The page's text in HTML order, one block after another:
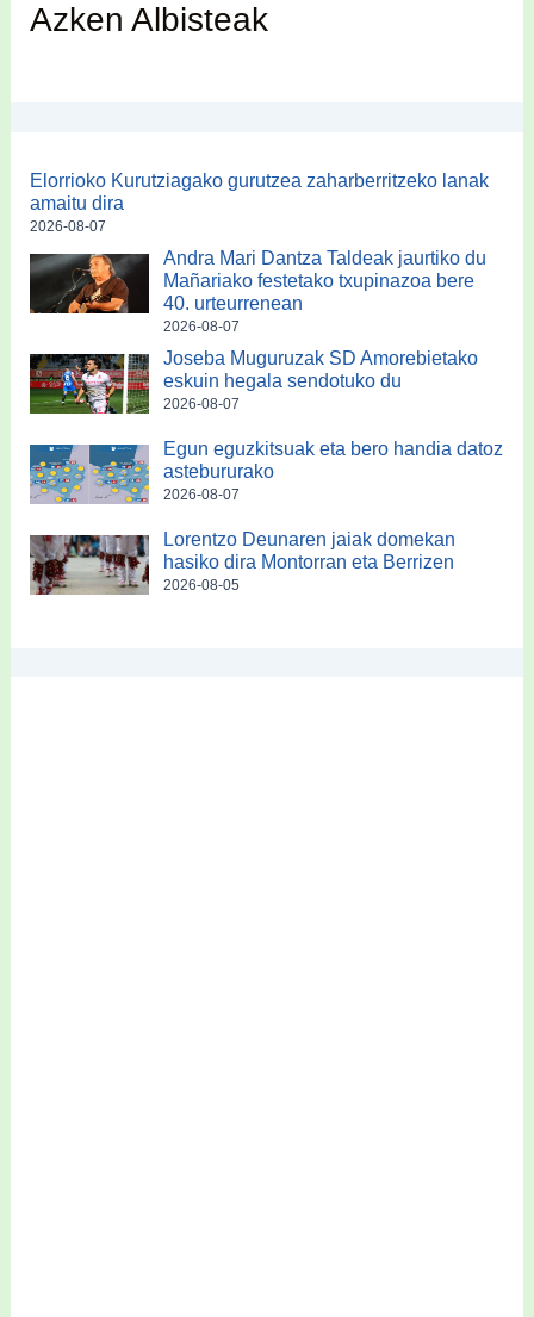
Azken Albisteak
Elorrioko Kurutziagako gurutzea zaharberritzeko lanak
amaitu dira
2026-08-07
Andra Mari Dantza Taldeak jaurtiko du
Mañariako festetako txupinazoa bere
40. urteurrenean
2026-08-07
Joseba Muguruzak SD Amorebietako
eskuin hegala sendotuko du
2026-08-07
Egun eguzkitsuak eta bero handia datoz
astebururako
2026-08-07
Lorentzo Deunaren jaiak domekan
hasiko dira Montorran eta Berrizen
2026-08-05